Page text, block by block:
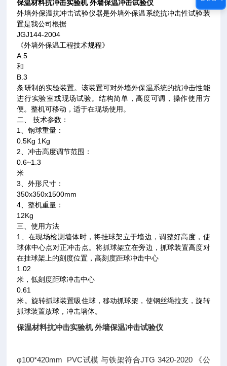
保温材料抗冲击实验机 外墙保温冲击试验仪
外墙外保温抗冲击试验仪器是外墙外保温系统抗冲击性试验装
置是我公司根据
JGJ144-2004
《外墙外保温工程技术规程》
A.5
和
B.3
条研制的实验装置。该装置可对外墙外保温系统的抗冲击性能
进行实验室或现场试验。结构简单，高度可调，操作使用方
便。整机可移动，适于在现场使用。
二、 技术参数：
1、钢球重量：
0.5Kg 1Kg
2、冲击高度调节范围：
0.6~1.3
米
3、外形尺寸：
350x350x1500mm
4、整机重量：
12Kg
三、使用方法
1、在现场检测墙体时，将挂球架立于墙边，调整好高度，使
球体中心点对正冲击点。将抓球架立在旁边，抓球装置高度对
在挂球架上的刻度位置，高刻度距球冲击中心
1.02
米，低刻度距球冲击中心
0.61
米。旋转抓球装置吸住球，移动抓球架，使钢丝绳拉支，旋转
抓球装置放球，冲击墙体。
保温材料抗冲击实验机 外墙保温冲击试验仪
φ100*420mm PVC试模 与铁架符合JTG 3420-2020 《公